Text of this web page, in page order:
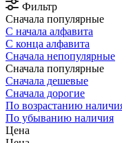
Фильтр
Сначала популярные
С начала алфавита
С конца алфавита
Сначала непопулярные
Сначала популярные
Сначала дешевые
Сначала дорогие
По возрастанию
По убыванию наличия
Цена